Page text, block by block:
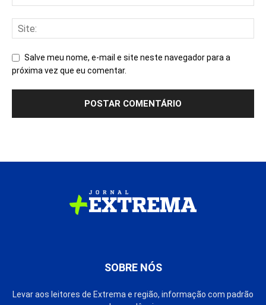
Salve meu nome, e-mail e site neste navegador para a
próxima vez que eu comentar.
SOBRE NÓS
Levar aos leitores de Extrema e região, informação com padrão